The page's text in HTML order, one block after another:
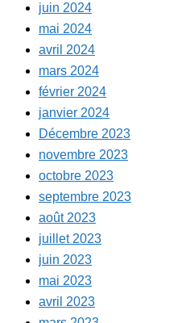
juin 2024
mai 2024
avril 2024
mars 2024
février 2024
janvier 2024
Décembre 2023
novembre 2023
octobre 2023
septembre 2023
août 2023
juillet 2023
juin 2023
mai 2023
avril 2023